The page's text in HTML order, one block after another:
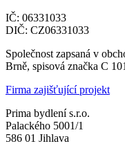
IČ: 06331033
DIČ: CZ06331033
Společnost zapsaná v
Brně, spisová značka C
Firma zajišťující projekt
Prima bydlení s.r.o.
Palackého 5001/1
586 01 Jihlava